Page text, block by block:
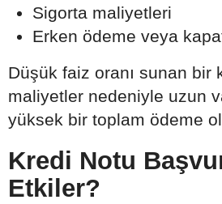
Sigorta maliyetleri
Erken ödeme veya
Düşük faiz oranı sunan bir
maliyetler nedeniyle uzun
yüksek bir toplam ödeme
Kredi Notu
Etkiler?